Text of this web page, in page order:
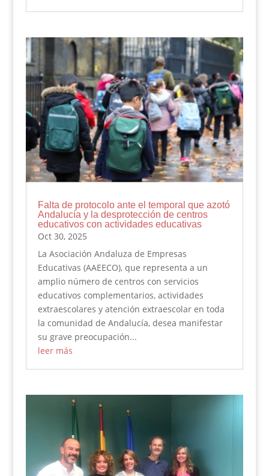
Falta de protocolo ante el temporal que azotó
Andalucía y la desprotección de centros
educativos con actividades educativas
Oct 30, 2025
La Asociación Andaluza de Empresas
Educativas (AAEECO), que representa a un
amplio número de centros con servicios
educativos complementarios, actividades
extraescolares y atención extraescolar en toda
la comunidad de Andalucía, desea manifestar
su grave preocupación...
leer más